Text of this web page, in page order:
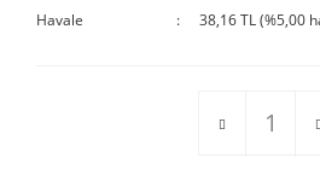
Havale
38,16 TL (%5,00